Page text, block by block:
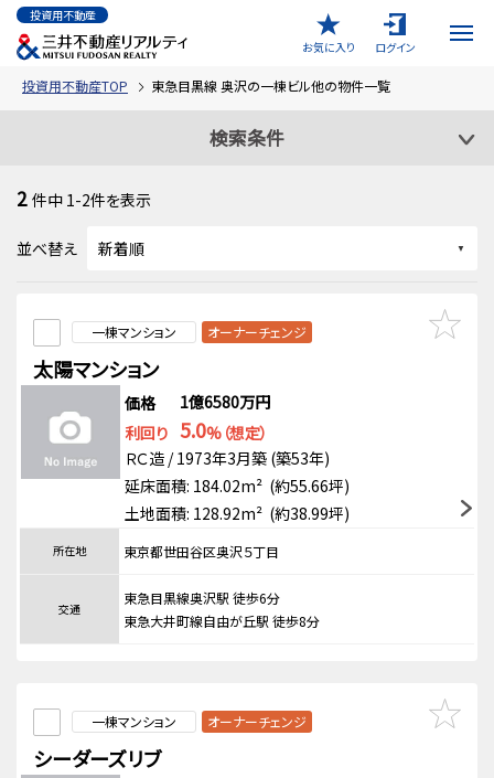
投資用不動産
お気に入り
ログイン
投資用不動産TOP 東急目黒線 奥沢の一棟ビル他の物件一覧
検索条件
2 件中 1-2件を表示
並べ替え
一棟マンション オーナーチェンジ
太陽マンション
価格
1億6580万円
利回り 5.0%（想定）
ＲＣ造 / 1973年3月築 (築53年)
延床面積: 184.02m² (約55.66坪)
土地面積: 128.92m² (約38.99坪)
所在地 東京都世田谷区奥沢５丁目
交通
東急目黒線奥沢駅 徒歩6分
東急大井町線自由が丘駅 徒歩8分
一棟マンション オーナーチェンジ
シーダーズリブ